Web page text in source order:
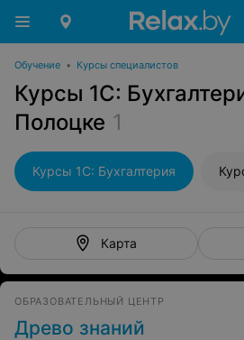
Обучение • Курсы специалистов
Курсы 1С:
Полоцке 1
Курсы 1С: Бухгалтерия
Карта
ОБРАЗОВАТЕЛЬНЫЙ ЦЕНТР
Древо знаний